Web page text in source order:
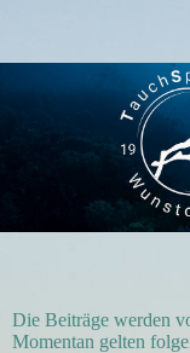
Die Beiträge werden
Momentan gelten